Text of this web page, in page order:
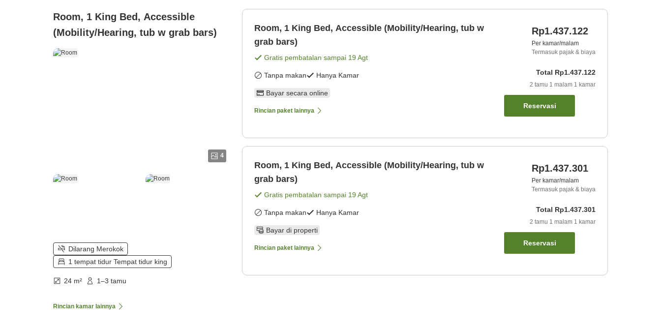
Room, 1 King Bed, Accessible
(Mobility/Hearing, tub w grab bars)
4
Dilarang Merokok
1 tempat tidur Tempat tidur king
24 m² 1–3 tamu
Rincian kamar lainnya
Room, 1 King Bed, Accessible (Mobility/Hearing, tub w
grab bars)
Gratis pembatalan sampai 19 Agt
Tanpa makan Hanya Kamar
Bayar secara online
Rincian paket lainnya
Rp1.437.122
Per kamar/malam
Termasuk pajak & biaya
Total Rp1.437.122
2 tamu 1 malam 1 kamar
Reservasi
Room, 1 King Bed, Accessible (Mobility/Hearing, tub w
grab bars)
Gratis pembatalan sampai 19 Agt
Tanpa makan Hanya Kamar
Bayar di properti
Rincian paket lainnya
Rp1.437.301
Per kamar/malam
Termasuk pajak & biaya
Total Rp1.437.301
2 tamu 1 malam 1 kamar
Reservasi